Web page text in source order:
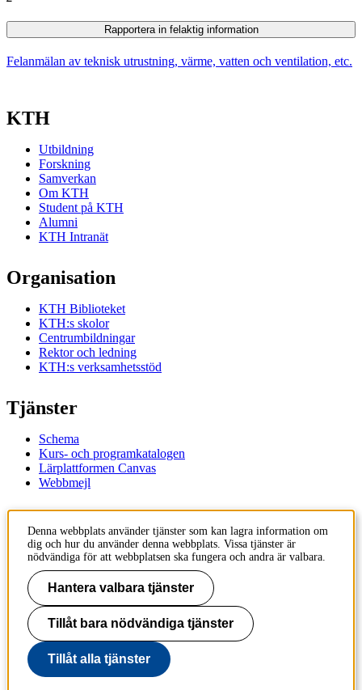
Rapportera in felaktig information
Felanmälan av teknisk utrustning, värme, vatten och ventilation, etc.
KTH
Utbildning
Forskning
Samverkan
Om KTH
Student på KTH
Alumni
KTH Intranät
Organisation
KTH Biblioteket
KTH:s skolor
Centrumbildningar
Rektor och ledning
KTH:s verksamhetsstöd
Tjänster
Schema
Kurs- och programkatalogen
Lärplattformen Canvas
Webbmejl
Kontakt
KTH
100 44 Stockholm
+46 8 790 60 00
Kontakta KTH
Jobba på KTH
Press och media
Faktura och betalning KTH
Om KTH:s webbplatser
Denna webbplats använder tjänster som kan lagra information om
dig och hur du använder denna webbplats. Vissa tjänster är
nödvändiga för att webbplatsen ska fungera och andra är valbara.
Hantera valbara tjänster
Tillåt bara nödvändiga tjänster
Tillåt alla tjänster